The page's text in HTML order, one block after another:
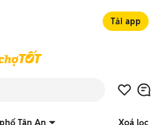
Tải app
Tân An Xoá lọc